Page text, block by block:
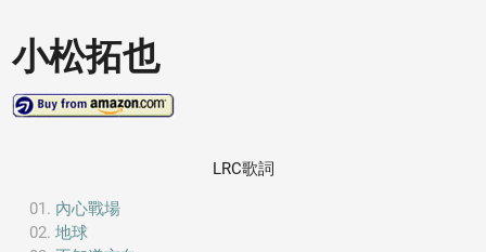
小松拓也
LRC歌詞
內心戰場
地球